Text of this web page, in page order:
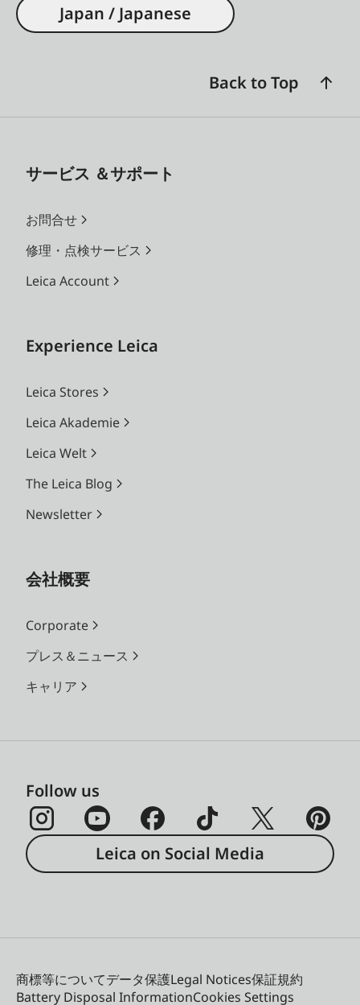
Japan / Japanese
Back to Top
サービス ＆サポート
お問合せ
修理・点検サービス
Leica Account
Experience Leica
Leica Stores
Leica Akademie
Leica Welt
The Leica Blog
Newsletter
会社概要
Corporate
プレス＆ニュース
キャリア
Follow us
Leica on Social Media
商標等についてデータ保護Legal Notices保証規約
Battery Disposal InformationCookies Settings